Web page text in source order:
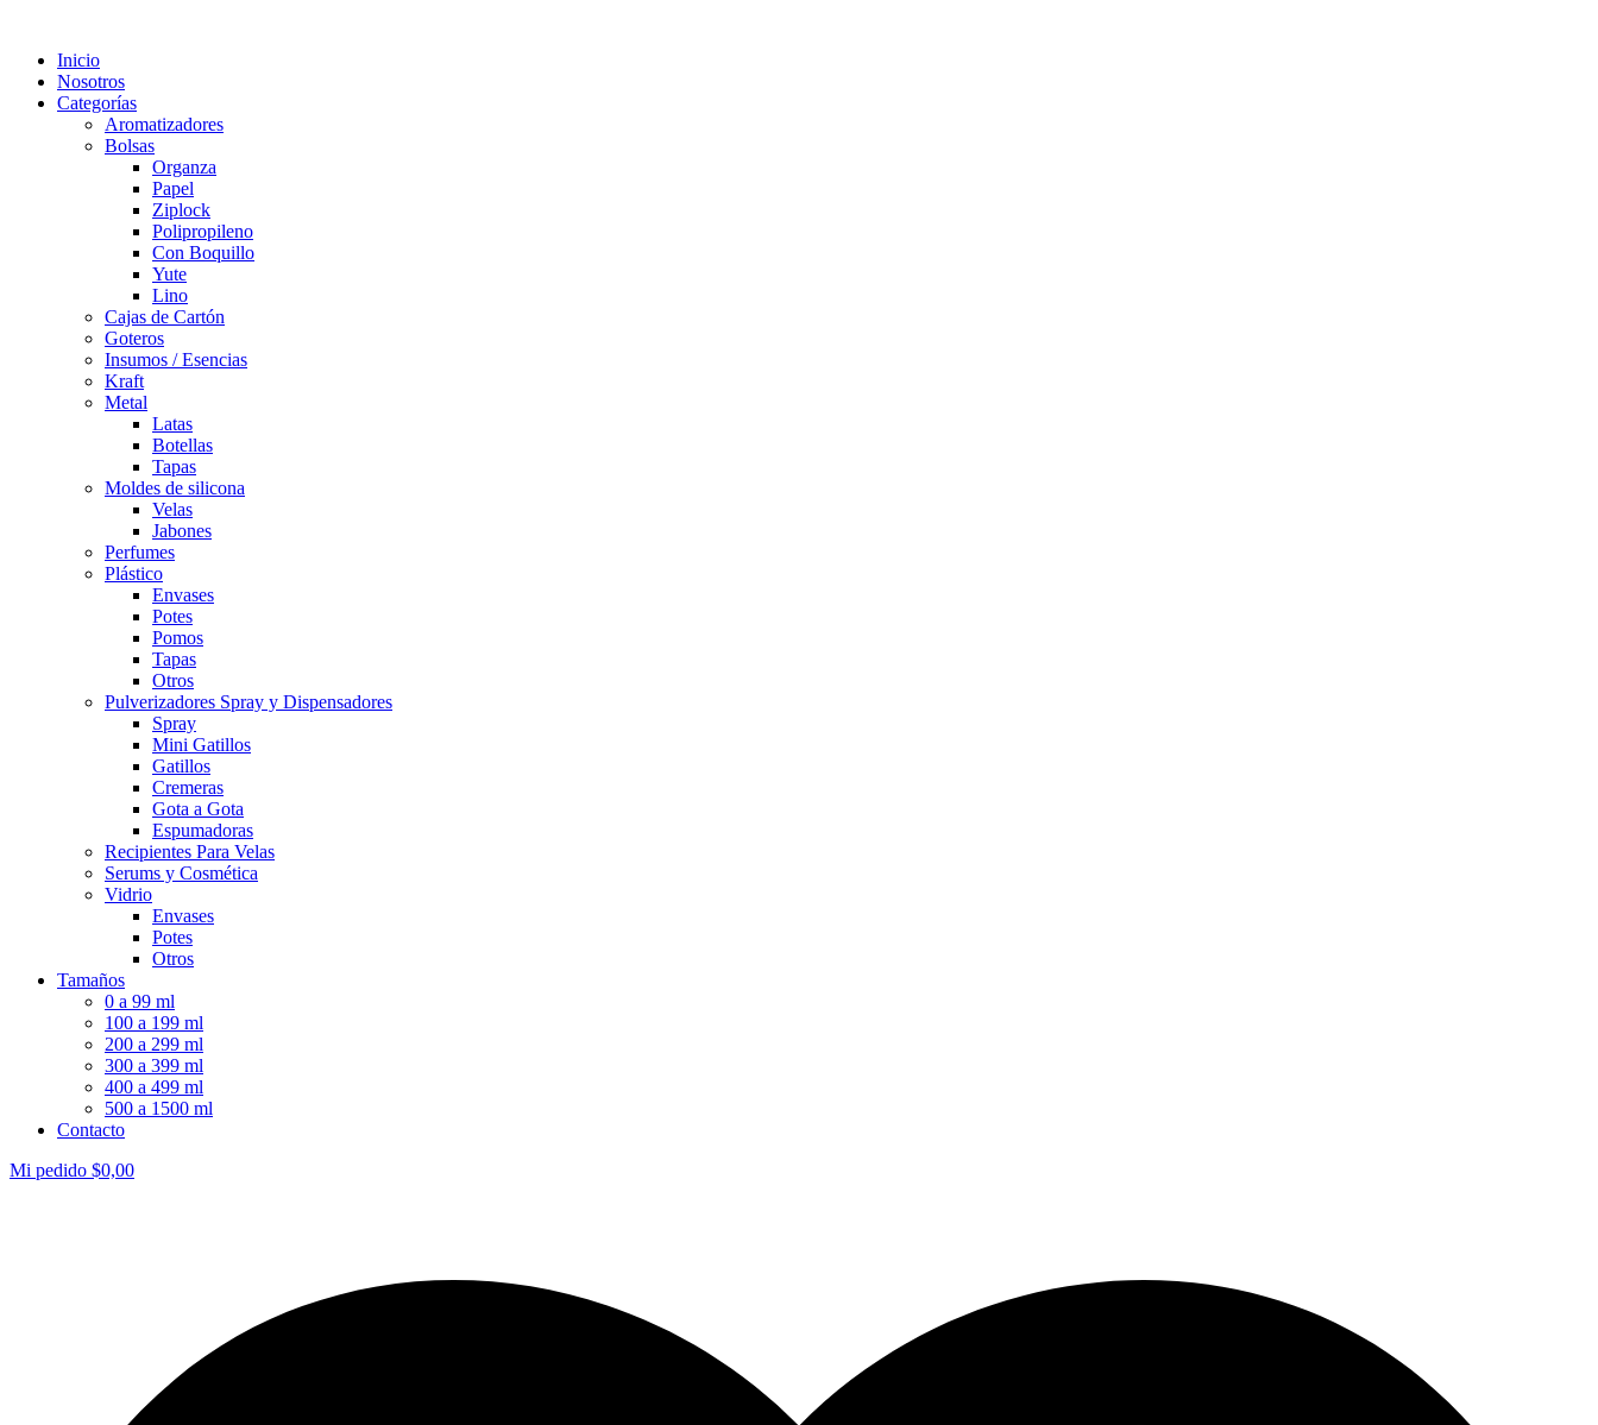
Inicio
Nosotros
Categorías
Aromatizadores
Bolsas
Organza
Papel
Ziplock
Polipropileno
Con Boquillo
Yute
Lino
Cajas de Cartón
Goteros
Insumos / Esencias
Kraft
Metal
Latas
Botellas
Tapas
Moldes de silicona
Velas
Jabones
Perfumes
Plástico
Envases
Potes
Pomos
Tapas
Otros
Pulverizadores Spray y Dispensadores
Spray
Mini Gatillos
Gatillos
Cremeras
Gota a Gota
Espumadoras
Recipientes Para Velas
Serums y Cosmética
Vidrio
Envases
Potes
Otros
Tamaños
0 a 99 ml
100 a 199 ml
200 a 299 ml
300 a 399 ml
400 a 499 ml
500 a 1500 ml
Contacto
Mi pedido $0,00